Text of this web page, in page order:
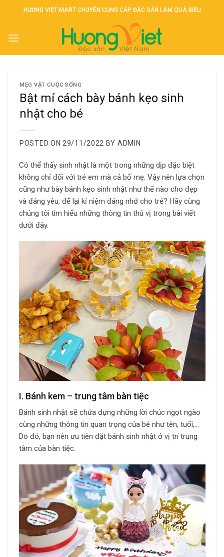
HƯƠNG VIỆT MART CHUYÊN CUNG CẤP ĐẶC SẢN LÀM QUÀ BIẾU
MẸO VẶT CUỘC SỐNG
Bật mí cách bày bánh kẹo sinh
nhật cho bé
POSTED ON 29/11/2022 BY ADMIN
Có thể thấy sinh nhật là một trong những dịp đặc biệt
không chỉ đối với trẻ em mà cả bố mẹ. Vậy nên lựa chọn
cũng như bày bánh kẹo sinh nhật như thế nào cho đẹp
và đáng yêu, để lại kỉ niệm đáng nhớ cho trẻ? Hãy cùng
chúng tôi tìm hiểu những thông tin thú vị trong bài viết
dưới đây.
I. Bánh kem – trung tâm bàn tiệc
Bánh sinh nhật sẽ chứa đựng những lời chúc ngọt ngào
cùng những thông tin quan trọng của bé như tên, tuổi,…
Do đó, bạn nên ưu tiên đặt bánh sinh nhật ở vị trí trung
tâm của bàn tiệc.